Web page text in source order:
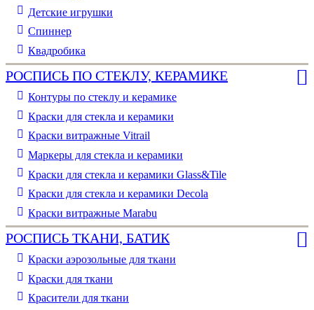
Детские игрушки
Спиннер
Квадробика
РОСПИСЬ ПО СТЕКЛУ, КЕРАМИКЕ
Контуры по стеклу и керамике
Краски для стекла и керамики
Краски витражные Vitrail
Маркеры для стекла и керамики
Краски для стекла и керамики Glass&Tile
Краски для стекла и керамики Decola
Краски витражные Marabu
РОСПИСЬ ТКАНИ, БАТИК
Краски аэрозольные для ткани
Краски для ткани
Красители для ткани